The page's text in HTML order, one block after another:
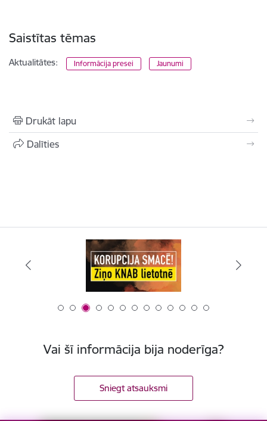
Saistītas tēmas
Aktualitātes: Informācija presei Jaunumi
Drukāt lapu
Dalīties
Vai šī informācija bija noderīga?
Sniegt atsauksmi